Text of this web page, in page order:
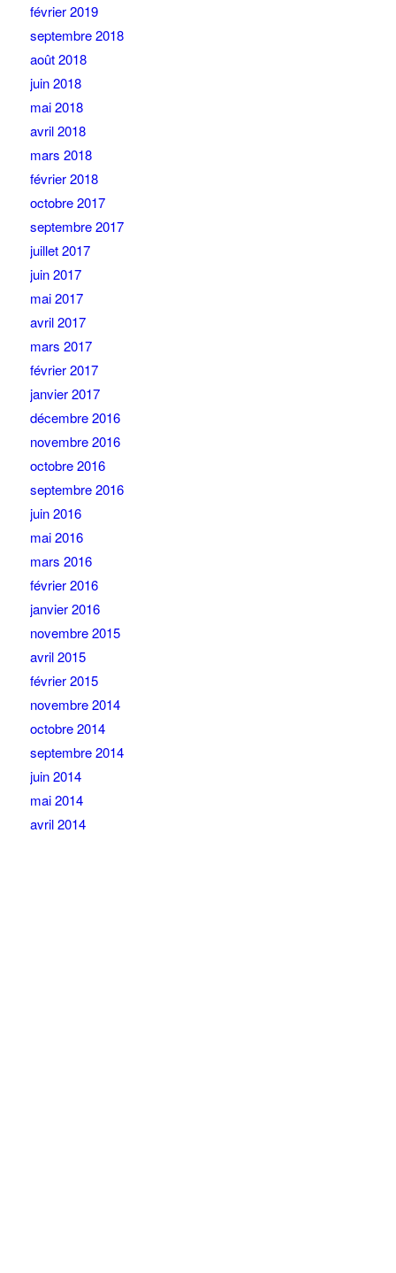
février 2019
septembre 2018
août 2018
juin 2018
mai 2018
avril 2018
mars 2018
février 2018
octobre 2017
septembre 2017
juillet 2017
juin 2017
mai 2017
avril 2017
mars 2017
février 2017
janvier 2017
décembre 2016
novembre 2016
octobre 2016
septembre 2016
juin 2016
mai 2016
mars 2016
février 2016
janvier 2016
novembre 2015
avril 2015
février 2015
novembre 2014
octobre 2014
septembre 2014
juin 2014
mai 2014
avril 2014